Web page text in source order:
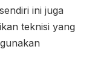
ini juga
teknisi yang